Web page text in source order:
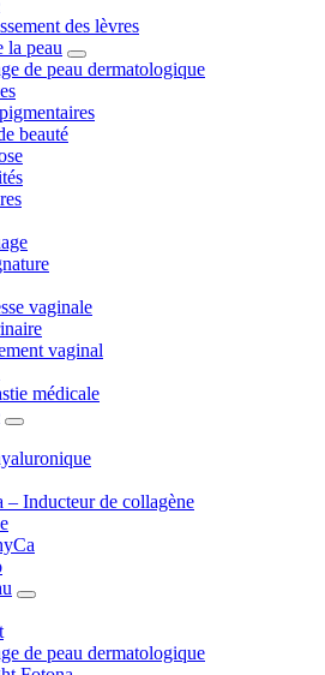
des lèvres
la peau
de peau dermatologique
beauté
vaginale
vaginal
médicale
– Inducteur de collagène
de peau dermatologique